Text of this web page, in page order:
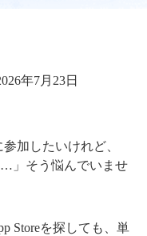
年7月23日
加したいけれど、
…」そう悩んでいませ
Storeを探しても、単